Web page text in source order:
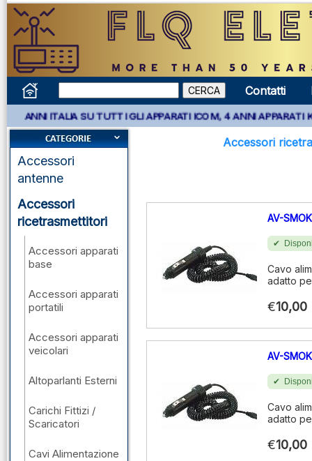
Contatti
SU TUTTI GLI APPARATI ICOM, 4 ANNI APPARATI KENWOOD
Accessori
antenne
Accessori
ricetrasmettitori
Accessori apparati
base
Accessori apparati
portatili
Accessori apparati
veicolari
Altoparlanti Esterni
Carichi Fittizi /
Scaricatori
Cavi Alimentazione
Accessori
AV-
Cavo
adatto
€10,00
AV-
Cavo
adatto
€10,00